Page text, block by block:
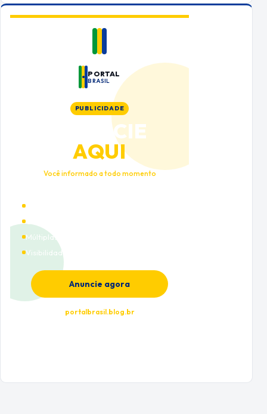
PORTAL
BRASIL
PUBLICIDADE
ANUNCIE
AQUI
Você informado a todo momento
Múltiplas categorias
Visibilidade premium
Anuncie agora
portalbrasil.blog.br